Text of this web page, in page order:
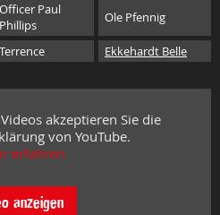
Officer Paul
Phillips
Ole Pfennig
Terrence Ekkehardt Belle
akzeptieren Sie die
von YouTube.
erfahren
anzeigen